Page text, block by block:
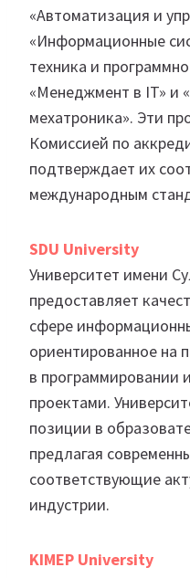
«Автоматизация и
«Информационные
техника и
«Менеджмент в IT» и
мехатроника». Эти
Комиссией по
подтверждает их
международным
SDU University
Университет имени
предоставляет
сфере
ориентированное на
в программировании
проектами.
позиции в
предлагая
соответствующие
индустрии.
KIMEP University